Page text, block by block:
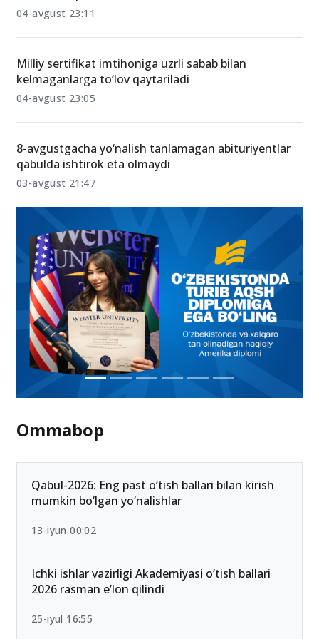
ko‘rsatmoqda?
04-avgust 23:11
kelmaganlarga to‘lov qaytariladi
04-avgust 23:05
03-avgust 21:47
Ommabop
Qabul-2026: Eng past o‘tish ballari bilan kirish
mumkin bo‘lgan yo‘nalishlar
13-iyun 00:02
Ichki ishlar vazirligi Akademiyasi o‘tish ballari